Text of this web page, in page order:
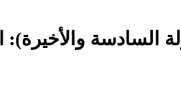
السادسة والأخيرة):